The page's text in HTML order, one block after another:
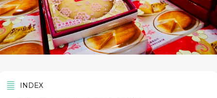
INDEX